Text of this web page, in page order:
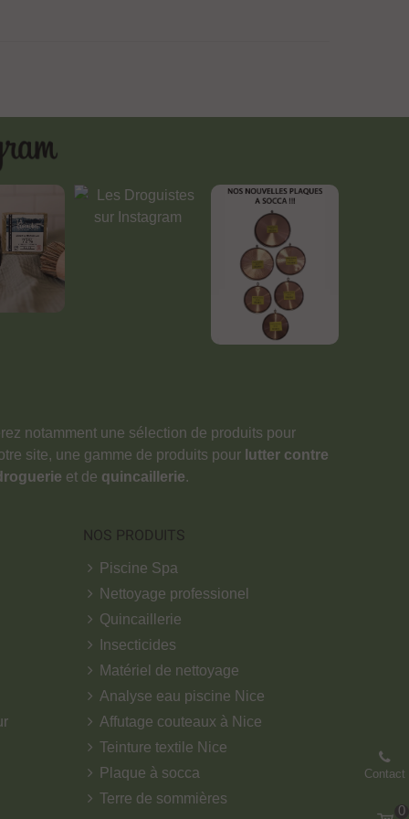
notamment une sélection de produits pour
site, une gamme de produits pour lutter contre
et de quincaillerie.
NOS PRODUITS
Piscine Spa
Nettoyage professionel
Quincaillerie
Insecticides
Matériel de nettoyage
Analyse eau piscine Nice
Affutage couteaux à Nice
Teinture textile Nice
Plaque à socca
Terre de sommières
Contact
0